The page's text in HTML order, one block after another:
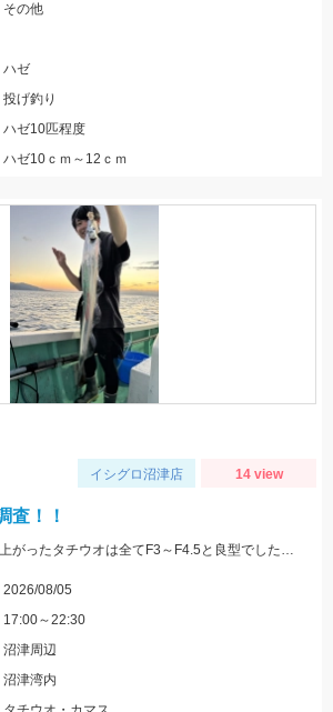
その他
ハゼ
投げ釣り
ハゼ10匹程度
ハゼ10ｃｍ～12ｃｍ
イシグロ沼津店 14 view
査！！
数は少ないですが船中で上がったタチウオは全てF3～F4.5と良型でした！ ベイトは多くて雰囲気はあったので群れが来ればタチウオ祭り始まりそうです！！
2026/08/05
17:00～22:30
沼津周辺
沼津湾内